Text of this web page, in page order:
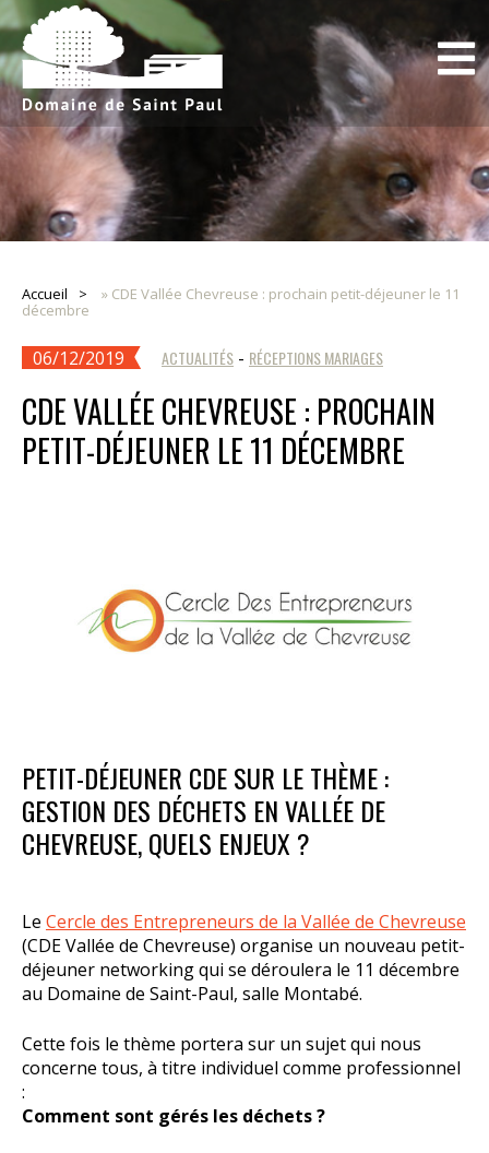
Accueil » CDE Vallée Chevreuse : prochain petit-déjeuner le 11
décembre
06/12/2019 ACTUALITÉS - RÉCEPTIONS MARIAGES
CDE VALLÉE CHEVREUSE : PROCHAIN
PETIT-DÉJEUNER LE 11 DÉCEMBRE
PETIT-DÉJEUNER CDE SUR LE THÈME :
GESTION DES DÉCHETS EN VALLÉE DE
CHEVREUSE, QUELS ENJEUX ?
Le Cercle des Entrepreneurs de la Vallée de Chevreuse
(CDE Vallée de Chevreuse) organise un nouveau petit-
déjeuner networking qui se déroulera le 11 décembre
au Domaine de Saint-Paul, salle Montabé.
Cette fois le thème portera sur un sujet qui nous
concerne tous, à titre individuel comme professionnel
:
Comment sont gérés les déchets ?